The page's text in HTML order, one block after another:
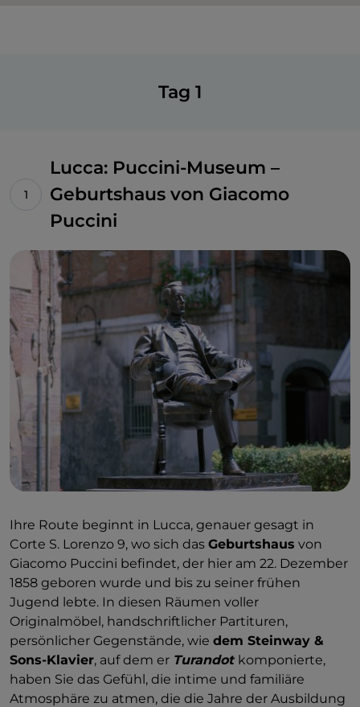
Tag 1
Lucca: Puccini-Museum –
Geburtshaus von Giacomo
Puccini
Ihre Route beginnt in Lucca, genauer gesagt in
Corte S. Lorenzo 9, wo sich das Geburtshaus von
Giacomo Puccini befindet, der hier am 22. Dezember
1858 geboren wurde und bis zu seiner frühen
Jugend lebte. In diesen Räumen voller
Originalmöbel, handschriftlicher Partituren,
persönlicher Gegenstände, wie dem Steinway &
Sons-Klavier, auf dem er Turandot komponierte,
haben Sie das Gefühl, die intime und familiäre
Atmosphäre zu atmen, die die Jahre der Ausbildung